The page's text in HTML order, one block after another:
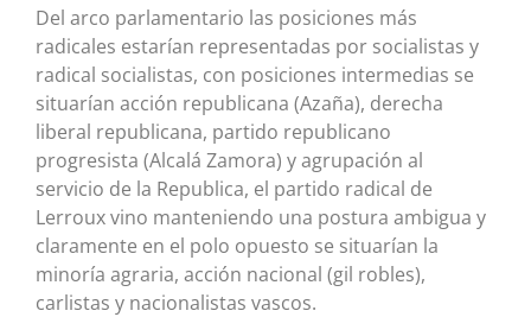
Del arco parlamentario las posiciones más
radicales estarían representadas por socialistas y
radical socialistas, con posiciones intermedias se
situarían acción republicana (Azaña), derecha
liberal republicana, partido republicano
progresista (Alcalá Zamora) y agrupación al
servicio de la Republica, el partido radical de
Lerroux vino manteniendo una postura ambigua y
claramente en el polo opuesto se situarían la
minoría agraria, acción nacional (gil robles),
carlistas y nacionalistas vascos.